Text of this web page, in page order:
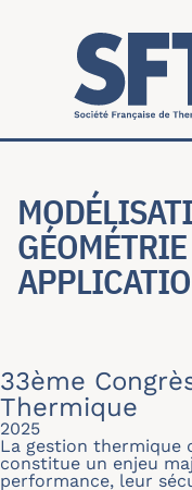
Aller au contenu
33ème
Thermique
2025
La gestion thermique
constitue un enjeu
performance, leur